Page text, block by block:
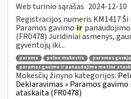
Web turinio sąrašas 2024-12-10
Registracijos numeris KM1417
Paramos gavimo ir
(FR0478) Juridiniai asmenys,
gyventojų iki...
parama pelno mokestis paramos
paramos gavimo ir panaudojimo metinė
Mokesčių žinyno kategorijos:
Deklaravimas » Paramos
ataskaita (FR0478)